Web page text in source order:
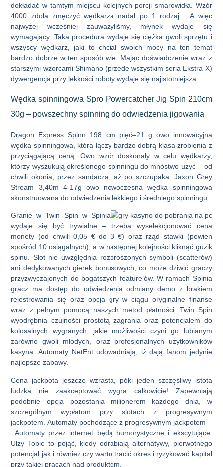
dokładać w tamtym miejscu kolejnych porcji smarowidła. Wzór
4000 zdoła zmęczyć wędkarza nadal po 1 rodzaj… A więc
najwyżej wcześniej zauważyliśmy, młynek wydaje się
wymagający. Taka procedura wydaje się ciężka gwoli sprzętu i
wszyscy wędkarz, jaki to chciał swoich mocy na ten temat
bardzo dobrze w ten sposób wie. Mając doświadczenie wraz z
starszymi wzorcami Shimano (przede wszystkim seria Ekstra X)
dywergencja przy lekkości roboty wydaje się najistotniejsza.
Wędka spinningowa Spro Powercatcher Jig Spin 210cm
30g – powszechny spinning do odwiedzenia jigowania
Dragon Express Spinn 198 cm pięć–21 g owo innowacyjna
wędka spinningowa, która łączy bardzo dobrą klasa zrobienia z
przyciągającą ceną. Owo wzór doskonały w celu wędkarzy,
którzy wyszukują określonego spinningu do mnóstwo użyć – od
chwili okonia, przez sandacza, aż po szczupaka. Jaxon Grey
Stream 3,40m 4-17g owo nowoczesna wędka spinningowa
skonstruowana do odwiedzenia lekkiego i średniego spinningu.
Granie w Twin Spin w Spinia
wydaje się być trywialne – trzeba wyselekcjonować cena
monety (od chwili 0,05 € do 3 €) oraz rząd stawki (pewien
spośród 10 osiągalnych), a w następnej kolejności kliknąć guzik
spinu. Slot nie uwzględnia rozproszonych symboli (scatterów)
ani dedykowanych gierek bonusowych, co może dziwić graczy
przyzwyczajonych do bogatszych feature’ów. W ramach Spinia
gracz ma dostęp do odwiedzenia odmiany demo z brakiem
rejestrowania się oraz opcja gry w ciągu oryginalne finanse
wraz z pełnym pomocą naszych metod płatności. Twin Spin
wyodrębnia czujności prostotą zagrania oraz potencjałem do
kolosalnych wygranych, jakie możliwości czyni go lubianym
zarówno gwoli młodych, oraz profesjonalnych użytkowników
kasyna. Automaty NetEnt udowadniają, iż dają fanom jedynie
najlepsze zabawy.
Cena jackpota jeszcze wzrasta, póki jeden szczęśliwy istota
ludzka nie zaakceptować wygra całkowicie! Zapewniają
podobnie opcja pozostania milionerem każdego dnia, w
szczególnym wypłatom przy slotach z progresywnym
jackpotem. Automaty pochodzące z progresywnym jackpotem –
Automaty przez internet będą humorystyczne i ekscytujące.
Ulży Tobie to pojąć, kiedy odrabiają alternatywy, pierwotnego
potencjał jak i również czy warto tracić okres i ryzykować kapitał
przy takiej pracach nad produktem.